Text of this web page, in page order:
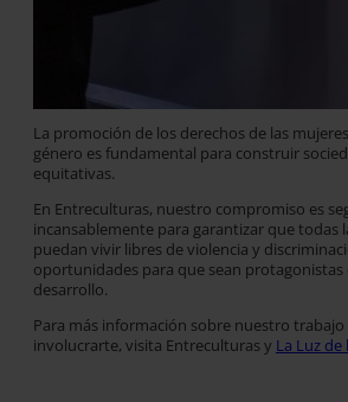
La promoción de los derechos de las
género es fundamental para construir
equitativas.
En Entreculturas, nuestro compromiso es
incansablemente para garantizar que todas
puedan vivir libres de violencia y
oportunidades para que sean protagonistas
desarrollo.
Para más información sobre nuestro
involucrarte, visita Entreculturas y La Luz de